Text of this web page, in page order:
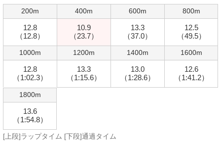
200m
12.8
（12.8）
400m
10.9
（23.7）
600m
13.3
（37.0）
800m
12.5
（49.5）
1000m
12.8
（1:02.3）
1200m
13.3
（1:15.6）
1400m
13.0
（1:28.6）
1600m
12.6
（1:41.2）
1800m
13.6
（1:54.8）
[上段]ラップタイム [下段]通過タイム